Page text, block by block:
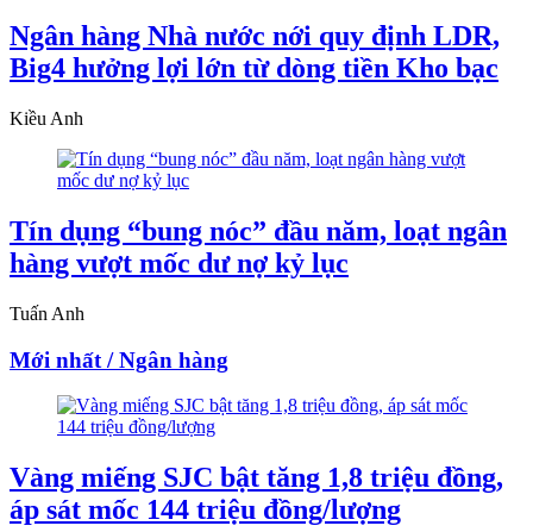
Ngân hàng Nhà nước nới quy định LDR,
Big4 hưởng lợi lớn từ dòng tiền Kho bạc
Kiều Anh
Tín dụng “bung nóc” đầu năm, loạt ngân
hàng vượt mốc dư nợ kỷ lục
Tuấn Anh
Mới nhất / Ngân hàng
Vàng miếng SJC bật tăng 1,8 triệu đồng,
áp sát mốc 144 triệu đồng/lượng